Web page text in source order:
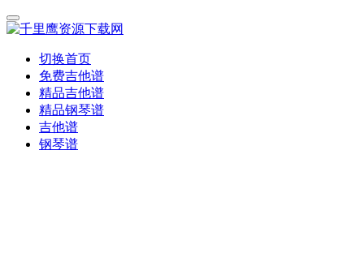
切换首页
免费吉他谱
精品吉他谱
精品钢琴谱
吉他谱
钢琴谱